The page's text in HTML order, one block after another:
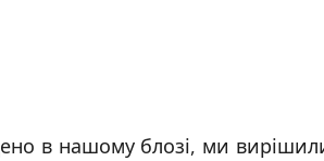
в нашому блозі, ми